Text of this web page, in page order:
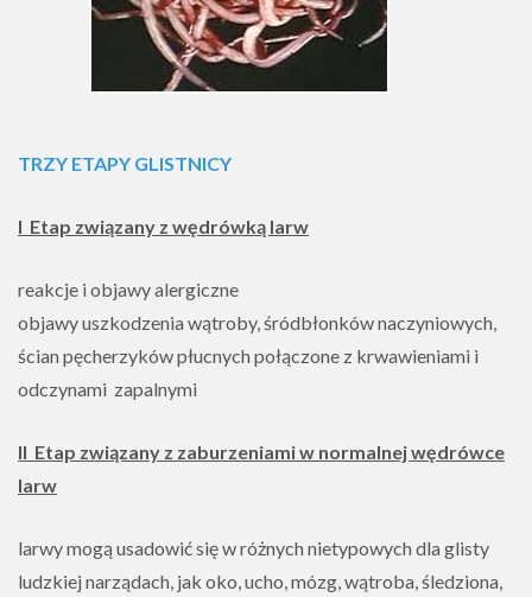
TRZY ETAPY GLISTNICY
I Etap związany z wędrówką larw
reakcje i objawy alergiczne
objawy uszkodzenia wątroby, śródbłonków naczyniowych,
ścian pęcherzyków płucnych połączone z krwawieniami i
odczynami zapalnymi
II Etap związany z zaburzeniami w normalnej wędrówce
larw
larwy mogą usadowić się w różnych nietypowych dla glisty
ludzkiej narządach, jak oko, ucho, mózg, wątroba, śledziona,